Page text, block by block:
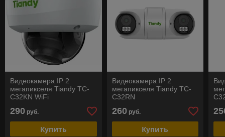
Видеокамера IP 2
мегапикселя Tiandy TC-
C32KN WiFi
290 руб.
Купить
Видеокамера IP 2
мегапикселя Tiandy TC-
C32RN
260 руб.
Купить